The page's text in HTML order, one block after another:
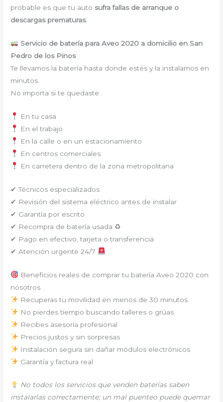
probable es que tu auto sufra fallas de arranque o
descargas prematuras.
Servicio de batería para Aveo 2020 a domicilio en San
Pedro de los Pinos
Te llevamos la batería hasta donde estés y la instalamos en
minutos.
No importa si te quedaste:
En tu casa
En el trabajo
En la calle o en un estacionamiento
En centros comerciales
En carretera dentro de la zona metropolitana
✔ Técnicos especializados
✔ Revisión del sistema eléctrico antes de instalar
✔ Garantía por escrito
✔ Recompra de batería usada ♻
✔ Pago en efectivo, tarjeta o transferencia
✔ Atención urgente 24/7
Beneficios reales de comprar tu batería Aveo 2020 con
nosotros
Recuperas tu movilidad en menos de 30 minutos
No pierdes tiempo buscando talleres o grúas
Recibes asesoría profesional
Precios justos y sin sorpresas
Instalación segura sin dañar módulos electrónicos
Garantía y factura real
No todos los servicios que venden baterías saben
instalarlas correctamente; un mal puenteo puede quemar